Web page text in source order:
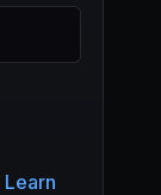
Learn